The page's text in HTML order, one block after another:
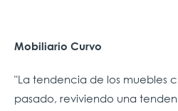
Mobiliario Curvo
"La tendencia de los muebles
pasado, reviviendo una